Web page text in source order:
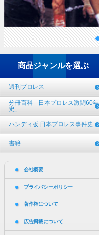
商品ジャンルを選ぶ
週刊プロレス
分冊百科「日本プロレス激闘60年
史」
ハンディ版 日本プロレス事件史
書籍
会社概要
プライバシーポリシー
著作権について
広告掲載について